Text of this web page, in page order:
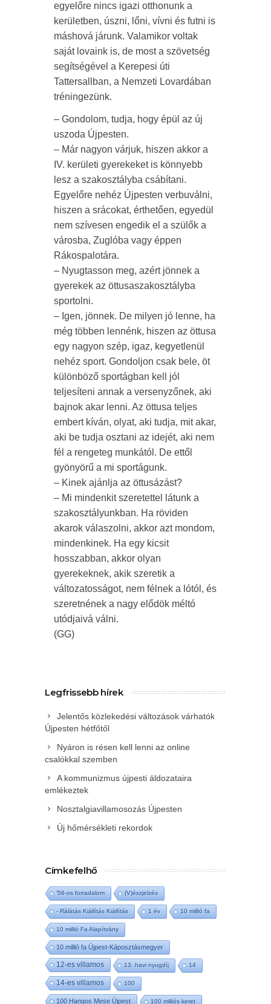
egyelőre nincs igazi otthonunk a
kerületben, úszni, lőni, vívni és futni is
máshová járunk. Valamikor voltak
saját lovaink is, de most a szövetség
segítségével a Kerepesi úti
Tattersallban, a Nemzeti Lovardában
tréningezünk.
– Gondolom, tudja, hogy épül az új
uszoda Újpesten.
– Már nagyon várjuk, hiszen akkor a
IV. kerületi gyerekeket is könnyebb
lesz a szakosztályba csábítani.
Egyelőre nehéz Újpesten verbuválni,
hiszen a srácokat, érthetően, egyedül
nem szívesen engedik el a szülők a
városba, Zuglóba vagy éppen
Rákospalotára.
– Nyugtasson meg, azért jönnek a
gyerekek az öttusaszakosztályba
sportolni.
– Igen, jönnek. De milyen jó lenne, ha
még többen lennénk, hiszen az öttusa
egy nagyon szép, igaz, kegyetlenül
nehéz sport. Gondoljon csak bele, öt
különböző sportágban kell jól
teljesíteni annak a versenyzőnek, aki
bajnok akar lenni. Az öttusa teljes
embert kíván, olyat, aki tudja, mit akar,
aki be tudja osztani az idejét, aki nem
fél a rengeteg munkától. De ettől
gyönyörű a mi sportágunk.
– Kinek ajánlja az öttusázást?
– Mi mindenkit szeretettel látunk a
szakosztályunkban. Ha röviden
akarok válaszolni, akkor azt mondom,
mindenkinek. Ha egy kicsit
hosszabban, akkor olyan
gyerekeknek, akik szeretik a
változatosságot, nem félnek a lótól, és
szeretnének a nagy elődök méltó
utódjaivá válni.
(GG)
Legfrissebb hírek
Jelentős közlekedési változások várhatók
Újpesten hétfőtől
Nyáron is résen kell lenni az online
csalókkal szemben
A kommunizmus újpesti áldozataira
emlékeztek
Nosztalgiavillamosozás Újpesten
Új hőmérsékleti rekordok
Címkefelhő
'56-os forradalom (V)észjelzés
- Rálátás Kiállítás Kiállítás 1 év 10 millió fa
10 millió Fa Alapítvány
10 millió fa Újpest-Káposztásmegyer
12-es villamos 13. havi nyugdíj 14
14-es villamos 100
100 Hangos Mese Újpest 100 milliós keret